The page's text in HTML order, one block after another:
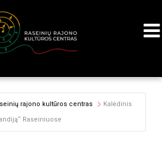
rajono kultūros centras
Kalėdinis
Raseiniuose